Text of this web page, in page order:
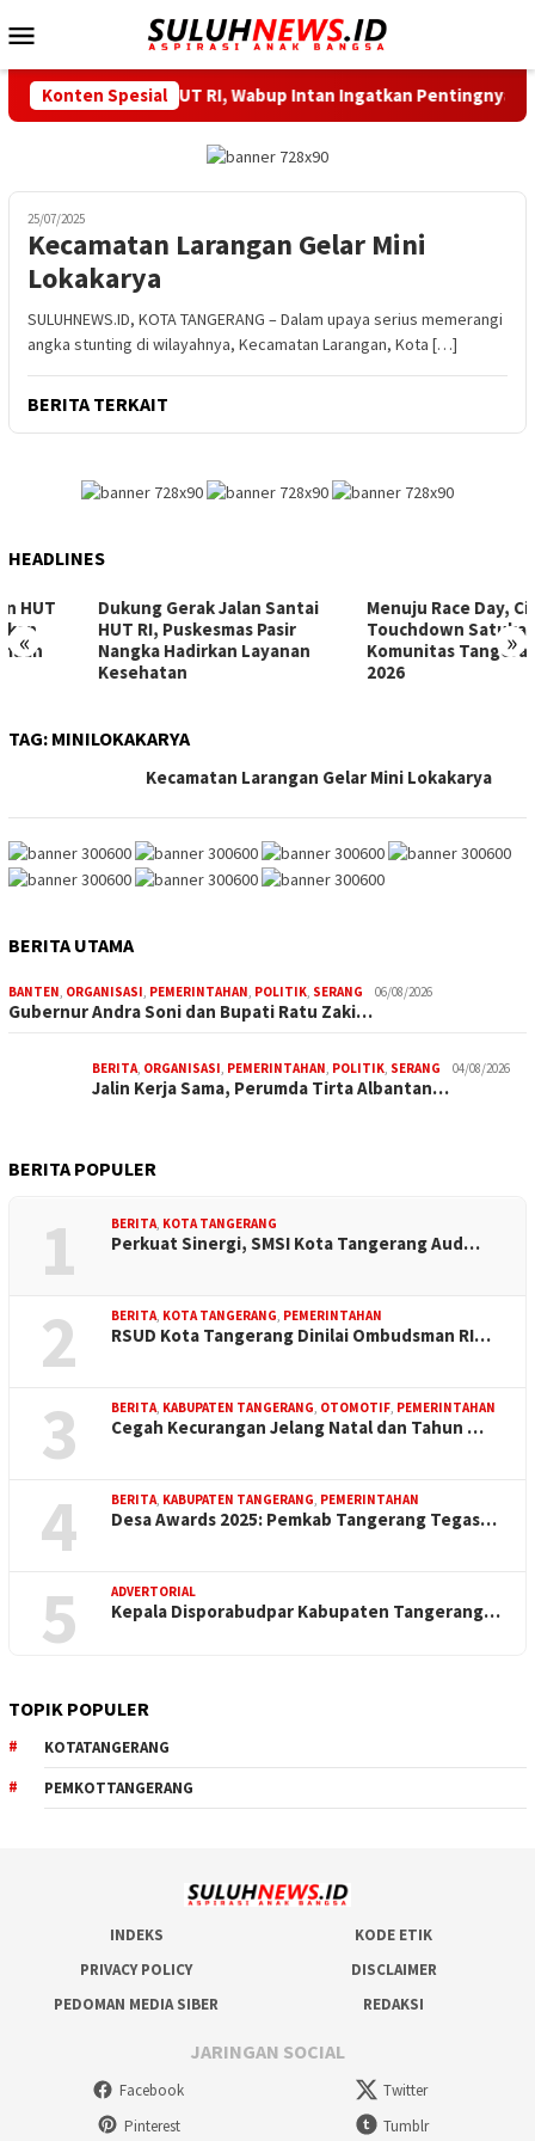
ke
Mobile
Konten Spesial
Sehat Meriahkan HUT RI, Wabup Intan Ingatkan Pentingnya
25/07/2025
Kecamatan Larangan Gelar Mini
Lokakarya
SULUHNEWS.ID, KOTA TANGERANG – Dalam upaya serius memerangi
angka stunting di wilayahnya, Kecamatan Larangan, Kota […]
BERITA TERKAIT
HEADLINES
« »
Dukung Gerak Jalan Santai
HUT RI, Puskesmas Pasir
Nangka Hadirkan Layanan
Kesehatan
Menuju Race Day, City
Touchdown Satukan
Komunitas Tangerang 10K
TAG: MINILOKAKARYA
Kecamatan Larangan Gelar Mini Lokakarya
BERITA UTAMA
BANTEN, ORGANISASI, PEMERINTAHAN, POLITIK, SERANG 06/08/2026
Gubernur Andra Soni dan Bupati Ratu Zaki…
BERITA, ORGANISASI, PEMERINTAHAN, POLITIK, SERANG 04/08/2026
Jalin Kerja Sama, Perumda Tirta Albantan…
BERITA POPULER
1 BERITA, KOTA TANGERANG
Perkuat Sinergi, SMSI Kota Tangerang Aud…
2 BERITA, KOTA TANGERANG, PEMERINTAHAN
RSUD Kota Tangerang Dinilai Ombudsman RI…
3 BERITA, KABUPATEN TANGERANG, OTOMOTIF, PEMERINTAHAN
Cegah Kecurangan Jelang Natal dan Tahun …
4 BERITA, KABUPATEN TANGERANG, PEMERINTAHAN
Desa Awards 2025: Pemkab Tangerang Tegas…
5 ADVERTORIAL
Kepala Disporabudpar Kabupaten Tangerang…
TOPIK POPULER
KOTATANGERANG
PEMKOTTANGERANG
INDEKS
KODE ETIK
PRIVACY POLICY
DISCLAIMER
PEDOMAN MEDIA SIBER
REDAKSI
JARINGAN SOCIAL
Facebook
Twitter
Pinterest
Tumblr